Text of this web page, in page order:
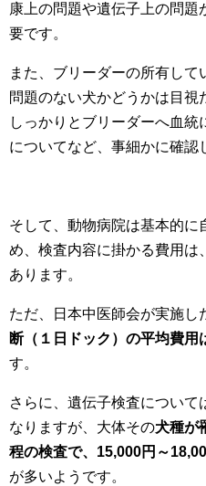
康上の問題や遺伝子上の問
要です。
また、ブリーダーの所有し
問題のない犬かどうかは目視
しっかりとブリーダーへ血
についてなど、事細かに確認
そして、動物病院は基本的に
め、検査内容に掛かる費用は
あります。
ただ、日本中医師会が実施し
断（１日ドック）の平均費用
す。
さらに、遺伝子検査につい
なりますが、大体その犬種が
程の検査で、15,000円～
が多いようです。